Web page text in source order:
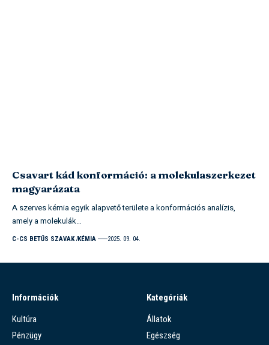
Csavart kád konformáció: a molekulaszerkezet
magyarázata
A szerves kémia egyik alapvető területe a konformációs analízis,
amely a molekulák…
C-CS BETŰS SZAVAK KÉMIA 2025. 09. 04.
Információk
Kultúra
Pénzügy
Kategóriák
Állatok
Egészség